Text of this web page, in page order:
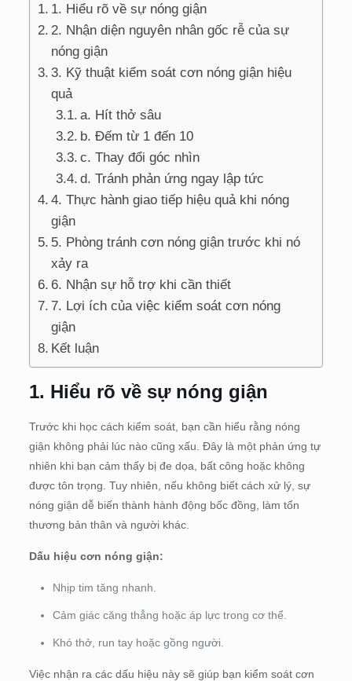
1. Hiểu rõ về sự nóng giận
2. Nhận diện nguyên nhân gốc rễ của sự
nóng giận
3. Kỹ thuật kiểm soát cơn nóng giận hiệu
quả
a. Hít thở sâu
b. Đếm từ 1 đến 10
c. Thay đổi góc nhìn
d. Tránh phản ứng ngay lập tức
4. Thực hành giao tiếp hiệu quả khi nóng
giận
5. Phòng tránh cơn nóng giận trước khi nó
xảy ra
6. Nhận sự hỗ trợ khi cần thiết
7. Lợi ích của việc kiểm soát cơn nóng
giận
Kết luận
1. Hiểu rõ về sự nóng giận
Trước khi học cách kiểm soát, bạn cần hiểu rằng nóng
giận không phải lúc nào cũng xấu. Đây là một phản ứng tự
nhiên khi bạn cảm thấy bị đe dọa, bất công hoặc không
được tôn trọng. Tuy nhiên, nếu không biết cách xử lý, sự
nóng giận dễ biến thành hành động bốc đồng, làm tổn
thương bản thân và người khác.
Dấu hiệu cơn nóng giận:
Nhịp tim tăng nhanh.
Cảm giác căng thẳng hoặc áp lực trong cơ thể.
Khó thở, run tay hoặc gồng người.
Việc nhận ra các dấu hiệu này sẽ giúp bạn kiểm soát cơn